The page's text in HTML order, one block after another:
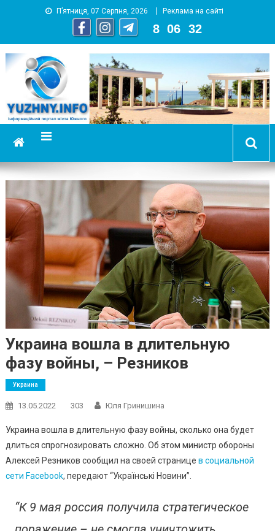
П’ятниця, 07 Серпня, 2026 Реклама на сайті
8 06 33
YUZHNY.INFO
информационный портал города Южный
Украина вошла в длительную
фазу войны, – Резников
Украина
13.05.2022 303 Юля Гринишина
Украина вошла в длительную фазу войны, сколько она будет
длиться спрогнозировать сложно. Об этом министр обороны
Алексей Резников сообщил на своей странице в социальной
сети Facebook, передают “Українськi Новини”.
“К 9 мая россия получила стратегическое